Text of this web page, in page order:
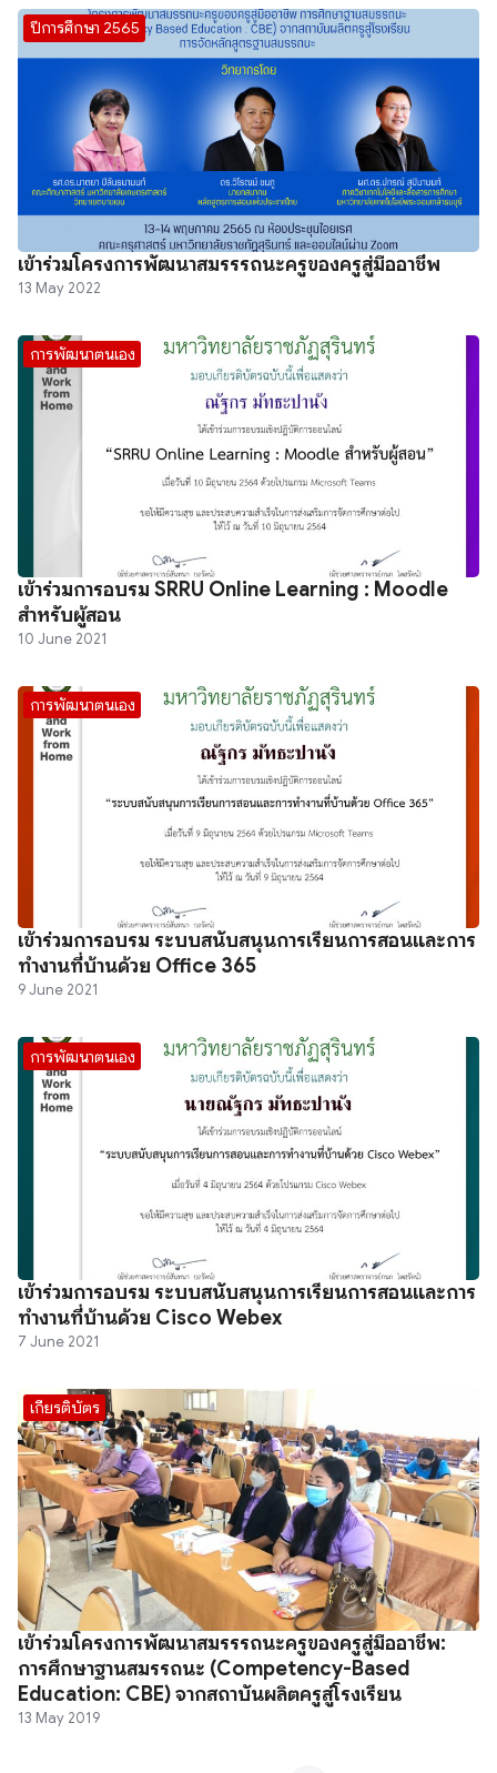
ปีการศึกษา 2565
เข้าร่วมโครงการพัฒนาสมรรรถนะครูของครูสู่มืออาชีพ
13 May 2022
การพัฒนาตนเอง
เข้าร่วมการอบรม SRRU Online Learning : Moodle
สำหรับผู้สอน
10 June 2021
การพัฒนาตนเอง
เข้าร่วมการอบรม ระบบสนับสนุนการเรียนการสอนและการ
ทำงานที่บ้านด้วย Office 365
9 June 2021
การพัฒนาตนเอง
เข้าร่วมการอบรม ระบบสนับสนุนการเรียนการสอนและการ
ทำงานที่บ้านด้วย Cisco Webex
7 June 2021
เกียรติบัตร
เข้าร่วมโครงการพัฒนาสมรรรถนะครูของครูสู่มืออาชีพ:
การศึกษาฐานสมรรถนะ (Competency-Based
Education: CBE) จากสถาบันผลิตครูสู่โรงเรียน
13 May 2019